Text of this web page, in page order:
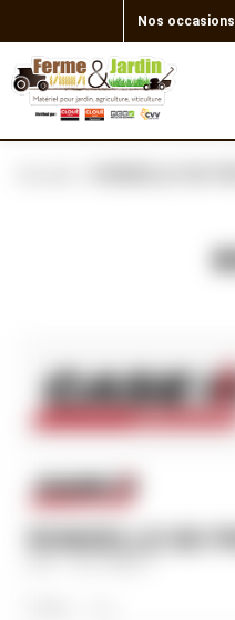
Nos occasions
Ref. 1531496C1